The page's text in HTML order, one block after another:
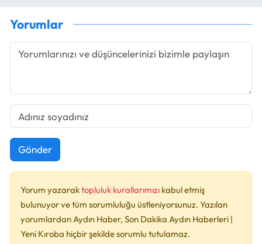
Yorumlar
Gönder
Yorum yazaraktopluluk kurallarımızı kabul etmiş
bulunuyor ve tüm sorumluluğu üstleniyorsunuz. Yazılan
yorumlardan Aydın Haber, Son Dakika Aydın Haberleri |
Yeni Kıroba hiçbir şekilde sorumlu tutulamaz.